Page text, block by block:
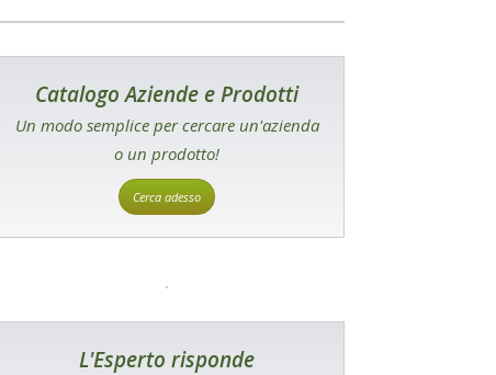
Catalogo Aziende e Prodotti
Un modo semplice per cercare un'azienda
o un prodotto!
Cerca adesso
L'Esperto risponde